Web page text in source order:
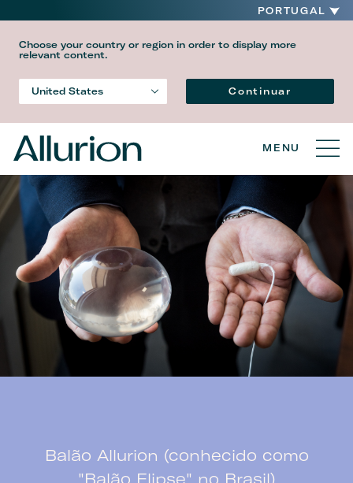
PORTUGAL
Choose your country or region in order to display more
relevant content.
United States Continuar
MENU
Balão Allurion (conhecido como
"Balão Elipse" no Brasil)